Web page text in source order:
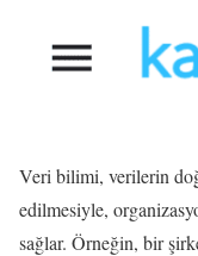
Veri bilimi, verilerin
edilmesiyle,
sağlar. Örneğin, bir